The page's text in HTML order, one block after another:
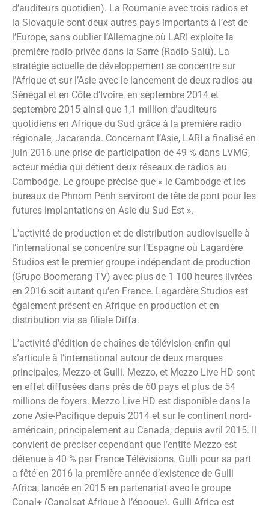
d’auditeurs quotidien). La Roumanie avec trois radios et
la Slovaquie sont deux autres pays importants à l’est de
l’Europe, sans oublier l’Allemagne où LARI exploite la
première radio privée dans la Sarre (Radio Salü). La
stratégie actuelle de développement se concentre sur
l’Afrique et sur l’Asie avec le lancement de deux radios au
Sénégal et en Côte d’Ivoire, en septembre 2014 et
septembre 2015 ainsi que 1,1 million d’auditeurs
quotidiens en Afrique du Sud grâce à la première radio
régionale, Jacaranda. Concernant l’Asie, LARI a finalisé en
juin 2016 une prise de participation de 49 % dans LVMG,
acteur média qui détient deux réseaux de radios au
Cambodge. Le groupe précise que « le Cambodge et les
bureaux de Phnom Penh serviront de tête de pont pour les
futures implantations en Asie du Sud-Est ».
L’activité de production et de distribution audiovisuelle à
l’international se concentre sur l’Espagne où Lagardère
Studios est le premier groupe indépendant de production
(Grupo Boomerang TV) avec plus de 1 100 heures livrées
en 2016 soit autant qu’en France. Lagardère Studios est
également présent en Afrique en production et en
distribution via sa filiale Diffa.
L’activité d’édition de chaînes de télévision enfin qui
s’articule à l’international autour de deux marques
principales, Mezzo et Gulli. Mezzo, et Mezzo Live HD sont
en effet diffusées dans près de 60 pays et plus de 54
millions de foyers. Mezzo Live HD est disponible dans la
zone Asie-Pacifique depuis 2014 et sur le continent nord-
américain, principalement au Canada, depuis avril 2015. Il
convient de préciser cependant que l’entité Mezzo est
détenue à 40 % par France Télévisions. Gulli pour sa part
a fêté en 2016 la première année d’existence de Gulli
Africa, lancée en 2015 en partenariat avec le groupe
Canal+ (Canalsat Afrique à l’époque). Gulli Africa est